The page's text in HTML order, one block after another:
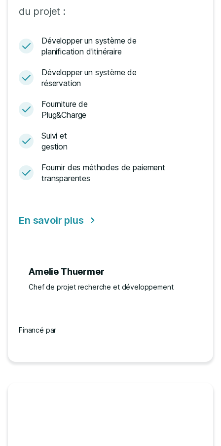
du projet :
Développer un système de
planification d'itinéraire
Développer un système de
réservation
Fourniture de
Plug&Charge
Suivi et
gestion
Fournir des méthodes de paiement
transparentes
En savoir plus
Amelie Thuermer
Chef de projet recherche et développement
Financé par